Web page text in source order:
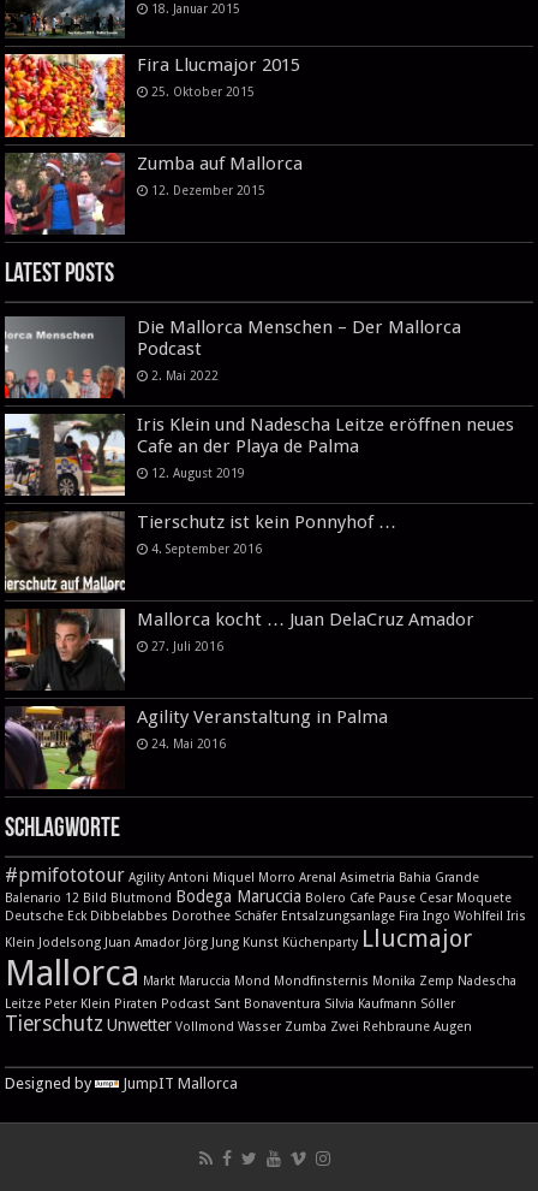
18. Januar 2015
Fira Llucmajor 2015
25. Oktober 2015
Zumba auf Mallorca
12. Dezember 2015
Latest Posts
Die Mallorca Menschen – Der Mallorca
Podcast
2. Mai 2022
Iris Klein und Nadescha Leitze eröffnen neues
Cafe an der Playa de Palma
12. August 2019
Tierschutz ist kein Ponnyhof …
4. September 2016
Mallorca kocht … Juan DelaCruz Amador
27. Juli 2016
Agility Veranstaltung in Palma
24. Mai 2016
Schlagworte
#pmifototour Agility Antoni Miquel Morro Arenal Asimetria Bahia Grande
Balenario 12 Bild Blutmond Bodega Maruccia Bolero Cafe Pause Cesar Moquete
Deutsche Eck Dibbelabbes Dorothee Schäfer Entsalzungsanlage Fira Ingo Wohlfeil Iris
Klein Jodelsong Juan Amador Jörg Jung Kunst Küchenparty Llucmajor
Mallorca Markt Maruccia Mond Mondfinsternis Monika Zemp Nadescha
Leitze Peter Klein Piraten Podcast Sant Bonaventura Silvia Kaufmann Sóller
Tierschutz Unwetter Vollmond Wasser Zumba Zwei Rehbraune Augen
Designed by JumpIT Mallorca